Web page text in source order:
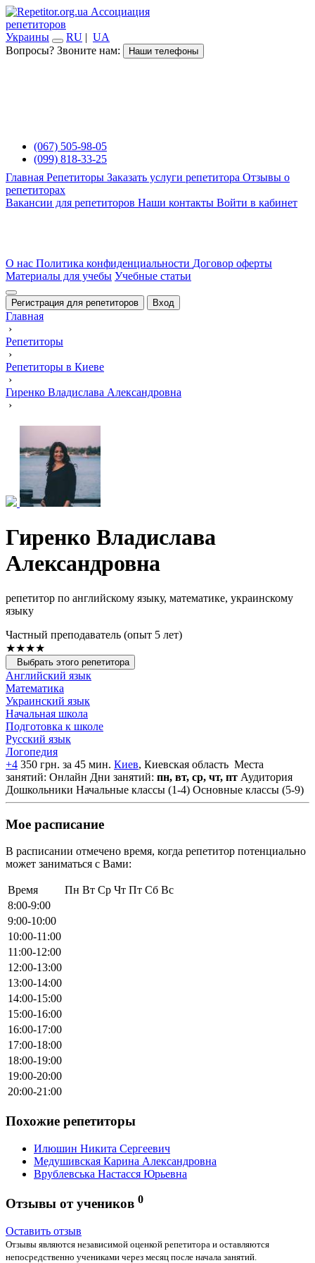
Ассоциация
репетиторов
Украины
RU | UA
Вопросы? Звоните нам:
Наши телефоны
(067) 505-98-05
(099) 818-33-25
Главная Репетиторы Заказать услуги репетитора Отзывы о
репетиторах
Вакансии для репетиторов Наши контакты Войти в кабинет
О нас Политика конфиденциальности Договор оферты
Материалы для учебы Учебные статьи
Регистрация для репетиторов Вход
Главная
›
Репетиторы
›
Репетиторы в Киеве
›
Гиренко Владислава Александровна
›
Гиренко Владислава
Александровна
репетитор по английскому языку, математике, украинскому
языку
Частный преподаватель (опыт 5 лет)
★★★★
Выбрать этого репетитора
Английский язык
Математика
Украинский язык
Начальная школа
Подготовка к школе
Русский язык
Логопедия
+4 350 грн. за 45 мин. Киев, Киевская область Места
занятий: Онлайн Дни занятий: пн, вт, ср, чт, пт Аудитория
Дошкольники Начальные классы (1-4) Основные классы (5-9)
Мое расписание
В расписании отмечено время, когда репетитор потенциально
может заниматься с Вами:
Время Пн Вт Ср Чт Пт Сб Вс
8:00-9:00
9:00-10:00
10:00-11:00
11:00-12:00
12:00-13:00
13:00-14:00
14:00-15:00
15:00-16:00
16:00-17:00
17:00-18:00
18:00-19:00
19:00-20:00
20:00-21:00
Похожие репетиторы
Илюшин Никита Сергеевич
Медушивская Карина Александровна
Врублевська Настасся Юрьевна
Отзывы от учеников 0
Оставить отзыв
Отзывы являются независимой оценкой репетитора и оставляются
непосредственно учениками через месяц после начала занятий.